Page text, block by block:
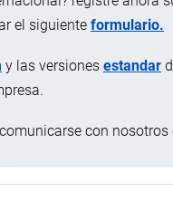
el siguiente formulario.
y las versiones estandar
con nosotros